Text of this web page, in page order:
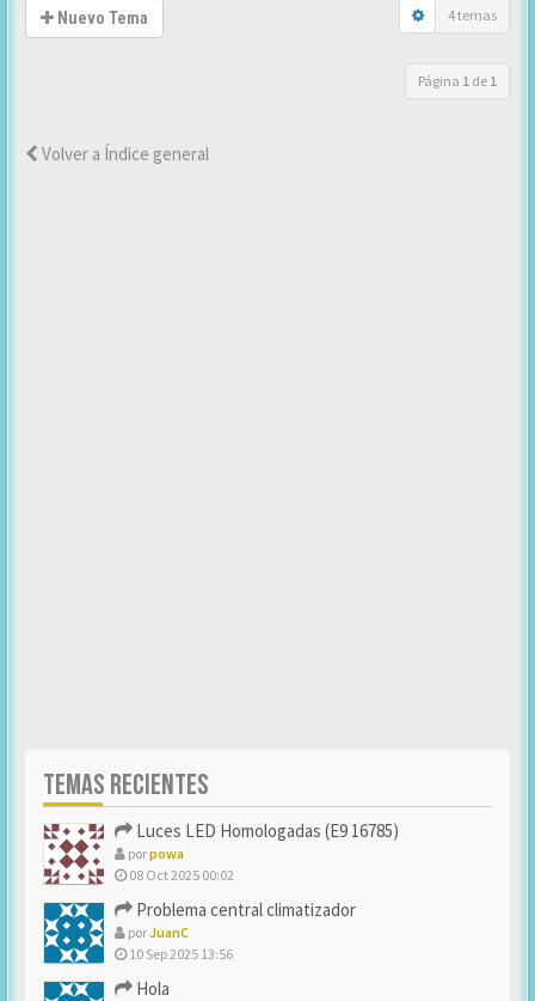
Nuevo Tema 4 temas
Página 1 de 1
Volver a Índice general
TEMAS RECIENTES
Luces LED Homologadas (E9 16785)
porpowa
08 Oct 2025 00:02
Problema central climatizador
porJuanC
10 Sep 2025 13:56
Hola